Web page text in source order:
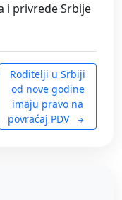
i privrede Srbije
Roditelji u Srbiji
od nove godine
imaju pravo na
povraćaj PDV